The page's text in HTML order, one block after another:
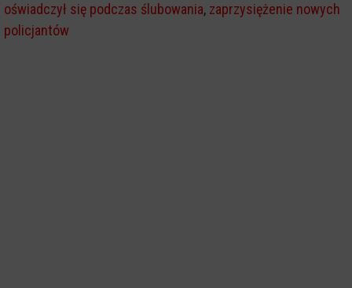
oświadczył się podczas ślubowania, zaprzysiężenie nowych
policjantów